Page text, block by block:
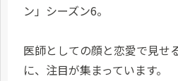
ン」シーズン6。
医師としての顔と恋愛で見せ
に、注目が集まっています。